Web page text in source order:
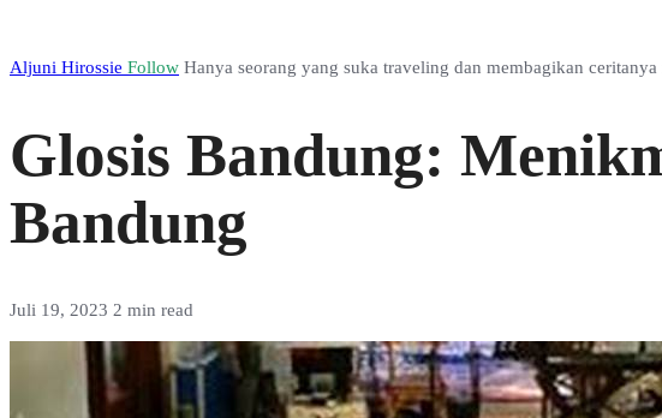
Aljuni Hirossie Follow Hanya seorang yang suka traveling dan membagikan
Glosis Bandung:
Bandung
Juli 19, 2023 2 min read